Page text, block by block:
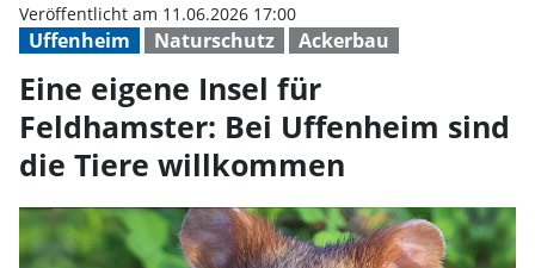
Uffenheim Naturschutz Ackerbau
Veröffentlicht am 11.06.2026 17:00
Eine eigene Insel für
Feldhamster: Bei Uffenheim sind
die Tiere willkommen